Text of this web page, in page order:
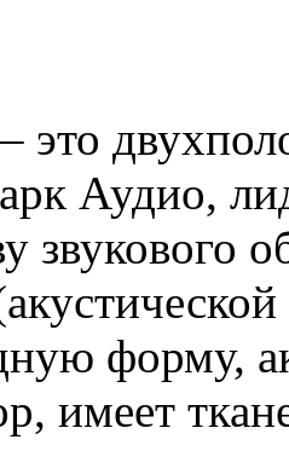
это
Аудио,
звукового
форму,
имеет